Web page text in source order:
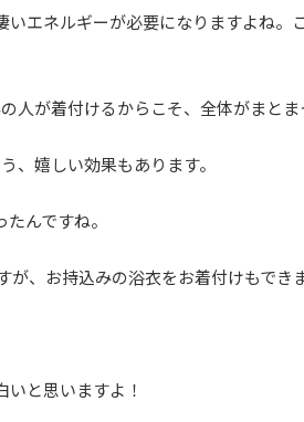
エネルギーが必要になりますよね。
が着付けるからこそ、全体がまとま
、嬉しい効果もあります。
んですね。
、お持込みの浴衣をお着付けもできま
と思いますよ！